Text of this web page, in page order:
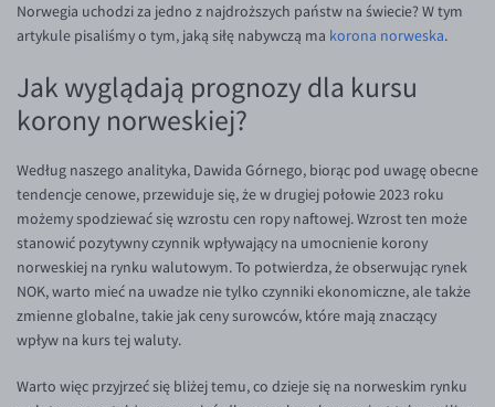
Norwegia uchodzi za jedno z najdroższych państw na świecie? W tym
artykule pisaliśmy o tym, jaką siłę nabywczą ma korona norweska.
Jak wyglądają prognozy dla kursu
korony norweskiej?
Według naszego analityka, Dawida Górnego, biorąc pod uwagę obecne
tendencje cenowe, przewiduje się, że w drugiej połowie 2023 roku
możemy spodziewać się wzrostu cen ropy naftowej. Wzrost ten może
stanowić pozytywny czynnik wpływający na umocnienie korony
norweskiej na rynku walutowym. To potwierdza, że obserwując rynek
NOK, warto mieć na uwadze nie tylko czynniki ekonomiczne, ale także
zmienne globalne, takie jak ceny surowców, które mają znaczący
wpływ na kurs tej waluty.
Warto więc przyjrzeć się bliżej temu, co dzieje się na norweskim rynku